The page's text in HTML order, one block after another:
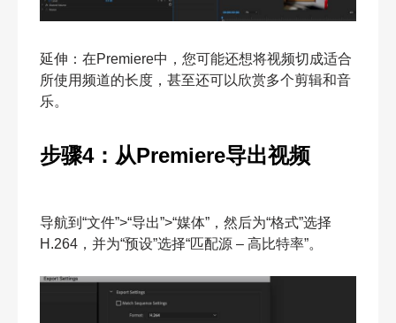
延伸：在Premiere中，您可能还想将视频切成适合
所使用频道的长度，甚至还可以欣赏多个剪辑和音
乐。
步骤4：从Premiere导出视频
导航到“文件”>“导出”>“媒体”，然后为“格式”选择
H.264，并为“预设”选择“匹配源 – 高比特率”。